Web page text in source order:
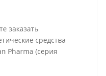
заказать
средства
Pharma (серия